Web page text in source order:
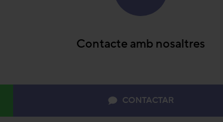
Contacte amb nosaltres
CONTACTAR